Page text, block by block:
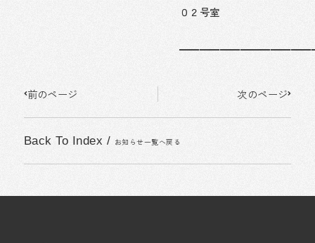
０２号室
前のページ 次のページ
Back To Index / お知らせ一覧へ戻る